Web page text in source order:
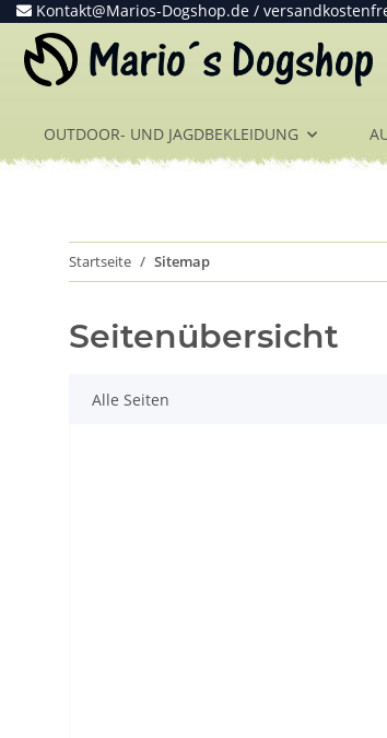
Kontakt@Marios-Dogshop.de /
OUTDOOR- UND JAGDBEKLEIDUNG
Startseite Sitemap
Seitenübersicht
Alle Seiten